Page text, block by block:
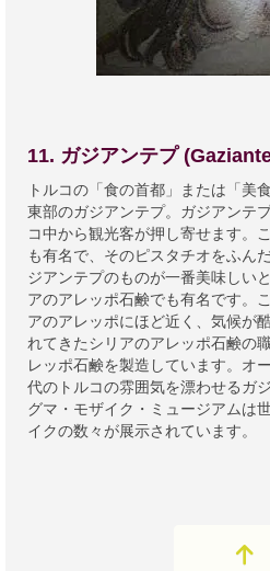
11. ガジアンテプ
トルコの「食の首都」または「美
東部のガジアンテプ。ガジアンテ
コ中から観光客が押し寄せます。
も有名で、そのピスタチオをふん
ジアンテプのものが一番美味しい
アのアレッポ石鹸でも有名です。
アのアレッポにほど近く、気候が
れてきたシリアのアレッポ石鹸の
レッポ石鹸を製造しています。オ
代のトルコの雰囲気を漂わせるガ
グマ・モザイク・ミュージアムは
イクの数々が展示されています。